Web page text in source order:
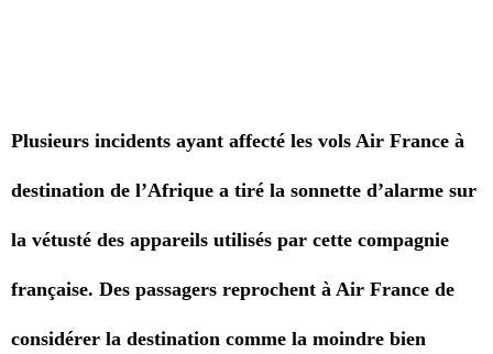
Plusieurs incidents ayant affecté les vols Air France à
destination de l’Afrique a tiré la sonnette d’alarme sur
la vétusté des appareils utilisés par cette compagnie
française. Des passagers reprochent à Air France de
considérer la destination comme la moindre bien